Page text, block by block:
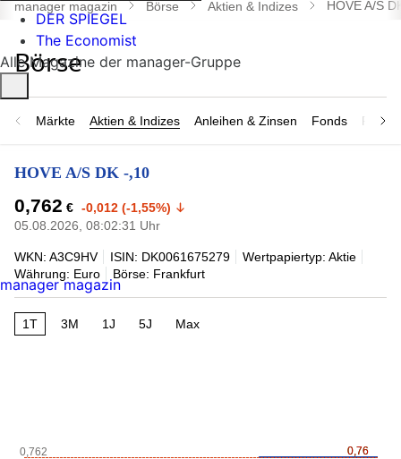
manager magazin Börse Aktien & Indizes HOVE A/S
Märkte Aktien & Indizes Anleihen & Zinsen Fonds
HOVE A/S DK -,10
0,762 € -0,012 (-1,55%)
05.08.2026, 08:02:31 Uhr
WKN: A3C9HV ISIN: DK0061675279
Wertpapiertyp: Aktie
Währung: Euro
Börse: Frankfurt
1T 3M 1J 5J Max
0,76
0,76
0,762
DER SPIEGEL
The Economist
Alle Magazine der manager-Gruppe
manager magazin